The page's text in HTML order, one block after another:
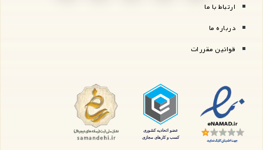
ارتباط با ما
درباره ما
قوانین مقررات